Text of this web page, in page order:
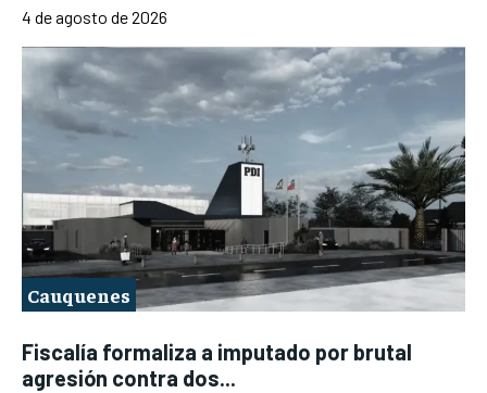
4 de agosto de 2026
Cauquenes
Fiscalía formaliza a imputado por brutal
agresión contra dos...